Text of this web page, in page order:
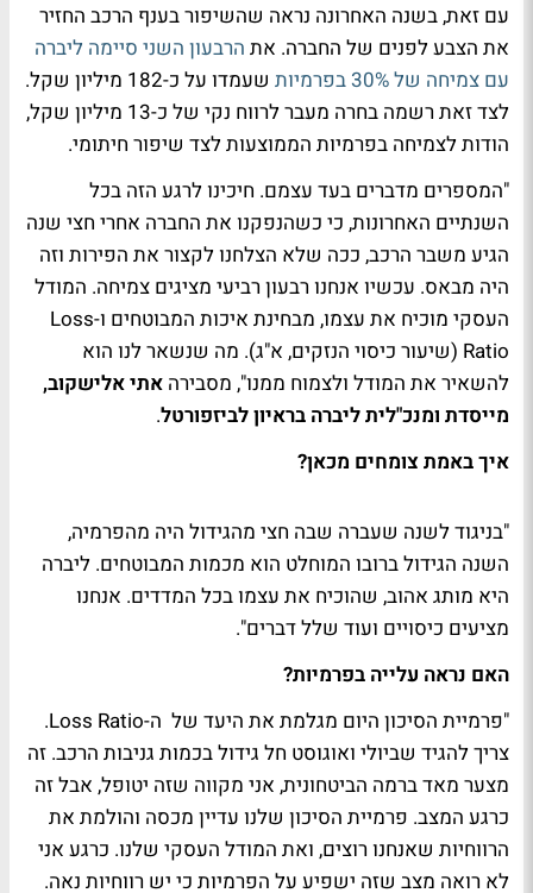
עם זאת, בשנה האחרונה נראה שהשיפור בענף הרכב החזיר
את הצבע לפנים של החברה. את הרבעון השני סיימה ליברה
עם צמיחה של 30% בפרמיות
שעמדו על כ-182 מיליון שקל.
לצד זאת רשמה בחרה מעבר לרווח נקי של כ-13 מיליון שקל,
הודות לצמיחה בפרמיות הממוצעות לצד שיפור חיתומי.
"המספרים מדברים בעד עצמם. חיכינו לרגע הזה בכל
השנתיים האחרונות, כי כשהנפקנו את החברה אחרי חצי שנה
הגיע משבר הרכב, ככה שלא הצלחנו לקצור את הפירות וזה
היה מבאס. עכשיו אנחנו רבעון רביעי מציגים צמיחה. המודל
העסקי מוכיח את עצמו, מבחינת איכות המבוטחים ו-Loss
Ratio (שיעור כיסוי הנזקים, א"ג). מה שנשאר לנו הוא
להשאיר את המודל ולצמוח ממנו", מסבירה אתי אלישקוב,
מייסדת ומנכ"לית ליברה בראיון לביזפורטל.
איך באמת צומחים מכאן?
"בניגוד לשנה שעברה שבה חצי מהגידול היה מהפרמיה,
השנה הגידול ברובו המוחלט הוא מכמות המבוטחים. ליברה
היא מותג אהוב, שהוכיח את עצמו בכל המדדים. אנחנו
מציעים כיסויים ועוד שלל דברים".
האם נראה עלייה בפרמיות?
"פרמיית הסיכון היום מגלמת את היעד של ה-Loss Ratio.
צריך להגיד שביולי ואוגוסט חל גידול בכמות גניבות הרכב. זה
מצער מאד ברמה הביטחונית, אני מקווה שזה יטופל, אבל זה
כרגע המצב. פרמיית הסיכון שלנו עדיין מכסה והולמת את
הרווחיות שאנחנו רוצים, ואת המודל העסקי שלנו. כרגע אני
לא רואה מצב שזה ישפיע על הפרמיות כי יש רווחיות נאה.